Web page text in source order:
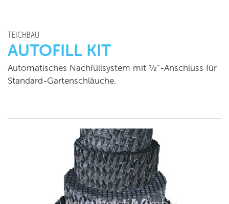
TEICHBAU
AUTOFILL KIT
Automatisches Nachfüllsystem mit ½“-Anschluss für
Standard-Gartenschläuche.